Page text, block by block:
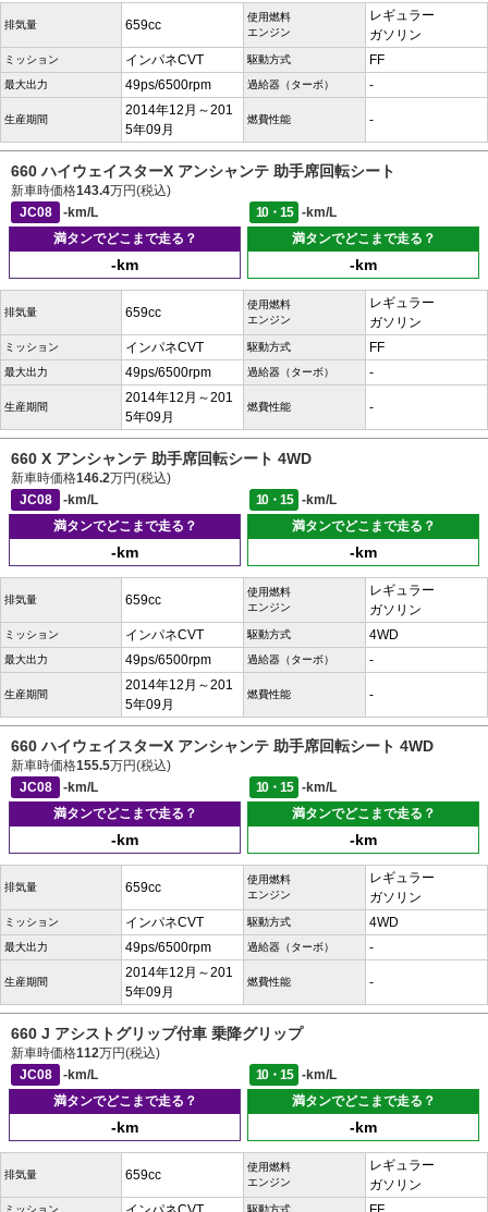
排気量 659cc
使用燃料
エンジン
レギュラー
ガソリン
ミッション インパネCVT 駆動方式 FF
最大出力 49ps/6500rpm 過給器（ターボ） -
生産期間
2014年12月～201
5年09月
燃費性能 -
660 ハイウェイスターX アンシャンテ 助手席回転シート
新車時価格143.4万円(税込)
JC08
-km/L 10・15
-km/L
満タンでどこまで走る？
-km
満タンでどこまで走る？
-km
排気量 659cc
使用燃料
エンジン
レギュラー
ガソリン
ミッション インパネCVT 駆動方式 FF
最大出力 49ps/6500rpm 過給器（ターボ） -
生産期間
2014年12月～201
5年09月
燃費性能 -
660 X アンシャンテ 助手席回転シート 4WD
新車時価格146.2万円(税込)
JC08
-km/L 10・15
-km/L
満タンでどこまで走る？
-km
満タンでどこまで走る？
-km
排気量 659cc
使用燃料
エンジン
レギュラー
ガソリン
ミッション インパネCVT 駆動方式 4WD
最大出力 49ps/6500rpm 過給器（ターボ） -
生産期間
2014年12月～201
5年09月
燃費性能 -
660 ハイウェイスターX アンシャンテ 助手席回転シート 4WD
新車時価格155.5万円(税込)
JC08
-km/L 10・15
-km/L
満タンでどこまで走る？
-km
満タンでどこまで走る？
-km
排気量 659cc
使用燃料
エンジン
レギュラー
ガソリン
ミッション インパネCVT 駆動方式 4WD
最大出力 49ps/6500rpm 過給器（ターボ） -
生産期間
2014年12月～201
5年09月
燃費性能 -
660 J アシストグリップ付車 乗降グリップ
新車時価格112万円(税込)
JC08
-km/L 10・15
-km/L
満タンでどこまで走る？
-km
満タンでどこまで走る？
-km
排気量 659cc
使用燃料
エンジン
レギュラー
ガソリン
ミッション 駆動方式